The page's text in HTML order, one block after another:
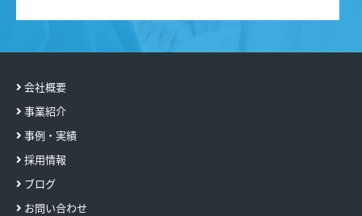
会社概要
事業紹介
事例・実績
採用情報
ブログ
お問い合わせ